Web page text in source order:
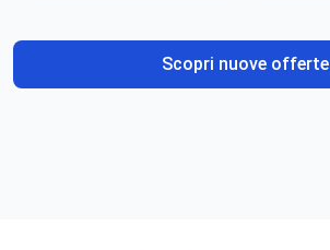
Scopri nuove offerte